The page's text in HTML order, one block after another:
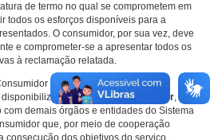
de termo no qual se comprometem em
todos os esforços disponíveis para a
O consumidor, por sua vez, deve
e comprometer-se a apresentar todos os
à reclamação relatada.
do Ministério da Justiça é a
disponibilização doConsumidor.gov.br,
demais órgãos e entidades do Sistema
que, por meio de cooperação